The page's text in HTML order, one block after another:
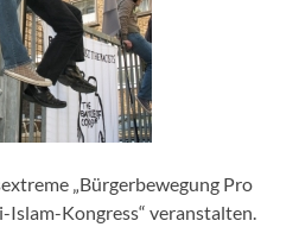
„Bürgerbewegung Pro
Islam-Kongress“ veranstalten.